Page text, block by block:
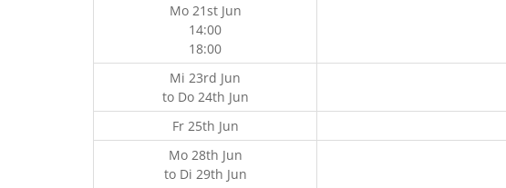
Mo 21st Jun
14:00
18:00
Mi 23rd Jun
to Do 24th Jun
Fr 25th Jun
Mo 28th Jun
to Di 29th Jun